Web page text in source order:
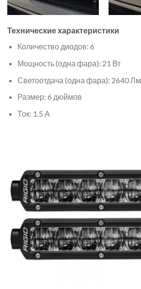
Технические характеристики
Количество диодов: 6
Мощность (одна фара): 21 Вт
Светоотдача (одна фара): 2640 Лм
Размер: 6 дюймов
Ток: 1.5 А